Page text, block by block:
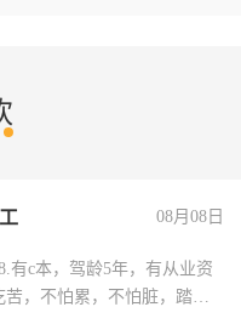
08月08日
有c本，驾龄5年，有从业资
苦，不怕累，不怕脏，踏